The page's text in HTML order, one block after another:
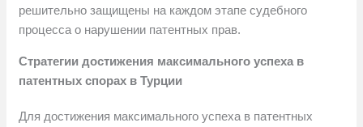
решительно защищены на каждом этапе судебного
процесса о нарушении патентных прав.
Стратегии достижения максимального успеха в
патентных спорах в Турции
Для достижения максимального успеха в патентных